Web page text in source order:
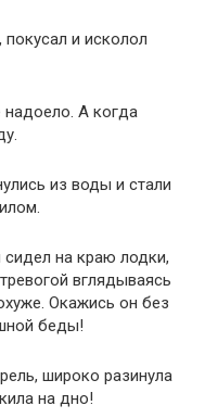
и исколол
надоело. А когда
из воды и стали
на краю лодки,
вглядываясь
Окажись он без
беды!
широко разинула
на дно!